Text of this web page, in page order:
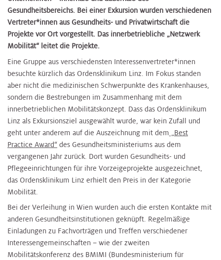
Gesundheitsbereichs. Bei einer Exkursion wurden verschiedenen
Vertreter*innen aus Gesundheits- und Privatwirtschaft die
Projekte vor Ort vorgestellt. Das innerbetriebliche „Netzwerk
Mobilität“ leitet die Projekte.
Eine Gruppe aus verschiedensten Interessenvertreter*innen
besuchte kürzlich das Ordensklinikum Linz. Im Fokus standen
aber nicht die medizinischen Schwerpunkte des Krankenhauses,
sondern die Bestrebungen im Zusammenhang mit dem
innerbetrieblichen Mobilitätskonzept. Dass das Ordensklinikum
Linz als Exkursionsziel ausgewählt wurde, war kein Zufall und
geht unter anderem auf die Auszeichnung mit dem „Best
Practice Award“ des Gesundheitsministeriums aus dem
vergangenen Jahr zurück. Dort wurden Gesundheits- und
Pflegeeinrichtungen für ihre Vorzeigeprojekte ausgezeichnet,
das Ordensklinikum Linz erhielt den Preis in der Kategorie
Mobilität.
Bei der Verleihung in Wien wurden auch die ersten Kontakte mit
anderen Gesundheitsinstitutionen geknüpft. Regelmäßige
Einladungen zu Fachvorträgen und Treffen verschiedener
Interessengemeinschaften – wie der zweiten
Mobilitätskonferenz des BMIMI (Bundesministerium für